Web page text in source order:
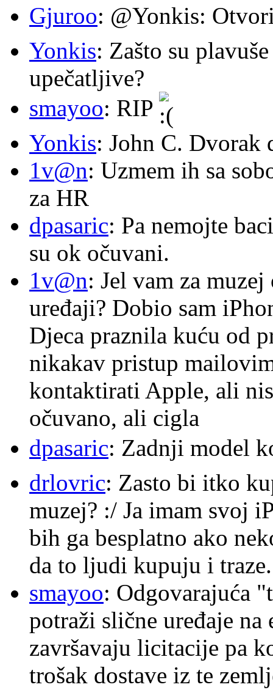
Gjuroo: @Yonkis:
Yonkis: Zašto su
upečatljive?
smayoo: RIP
Yonkis: John C. Dvorak
1v@n: Uzmem ih sa
za HR
dpasaric: Pa nemojte
su ok očuvani.
1v@n: Jel vam za
uređaji? Dobio sam
Djeca praznila kuću od
nikakav pristup
kontaktirati Apple, ali
očuvano, ali cigla
dpasaric: Zadnji model
drlovric: Zasto bi itko
muzej? :/ Ja imam svoj
bih ga besplatno ako
da to ljudi kupuju i traze.
smayoo: Odgovarajuća
potraži slične uređaje
završavaju licitacije pa
trošak dostave iz te